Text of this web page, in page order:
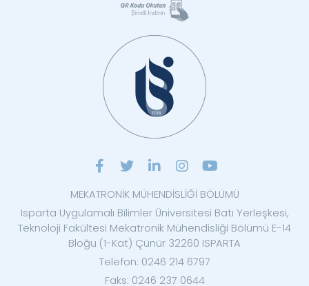
MEKATRONİK MÜHENDİSLİĞİ BÖLÜMÜ
Isparta Uygulamalı Bilimler Üniversitesi Batı Yerleşkesi,
Teknoloji Fakültesi Mekatronik Mühendisliği Bölümü E-14
Bloğu (1-Kat) Çünür 32260 ISPARTA
Telefon: 0246 214 6797
Faks: 0246 237 0644